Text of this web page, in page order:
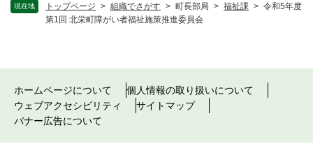
現在地 トップページ > 組織でさがす > 町長部局 > 福祉課 > 令和5年度
第1回 北栄町障がい者福祉施策推進委員会
ホームページについて
個人情報の取り扱いについて
ウェブアクセシビリティ
サイトマップ
バナー広告について